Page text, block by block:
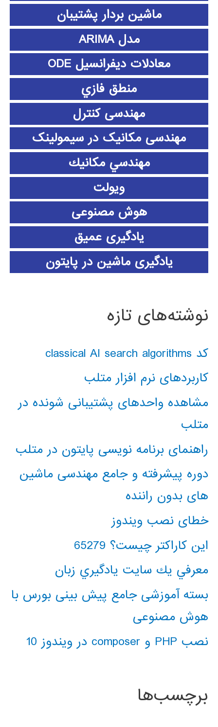
ماشین بردار پشتیبان
مدل ARIMA
معادلات دیفرانسیل ODE
منطق فازي
مهندسی کنترل
مهندسی مکانیک در سیمولینک
مهندسي مكانيك
ویولت
هوش مصنوعی
یادگیری عمیق
یادگیری ماشین در پایتون
نوشته‌های تازه
کد classical AI search algorithms
کاربردهای نرم افزار متلب
مشاهده واحدهای پشتیبانی شونده در
متلب
راهنمای برنامه نویسی پایتون در متلب
دوره پیشرفته و جامع مهندسی ماشین
های بدون راننده
خطای نصب ویندوز
این کاراکتر چیست؟ 65279
معرفي يك سايت يادگيري زبان
بسته آموزشی جامع پیش بینی بورس با
هوش مصنوعی
نصب PHP و composer در ویندوز 10
برچسب‌ها